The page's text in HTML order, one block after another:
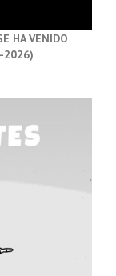
HA VENIDO
2026)